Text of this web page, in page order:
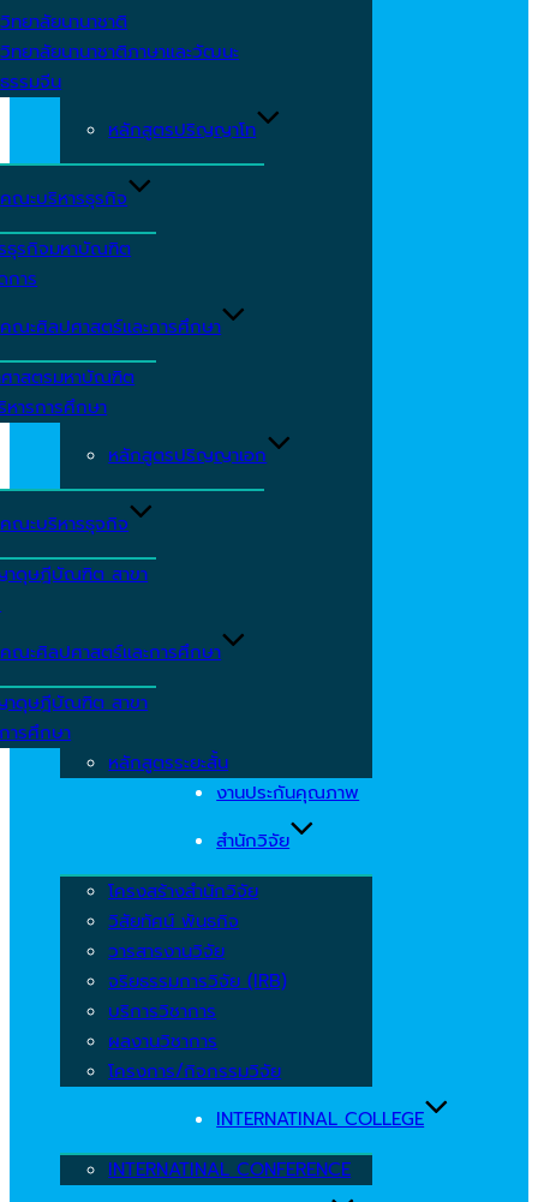
วิทยาลัยนานาชาติ
วิทยาลัยนานาชาติภาษาและวัฒนะ
ธรรมจีน
หลักสูตรปริญญาโท
คณะบริหารธุรกิจ
ธุรกิจมหาบัณฑิต
การ
คณะศิลปศาสตร์และการศึกษา
าสตรมหาบัณฑิต
หารการศึกษา
หลักสูตรปริญญาเอก
คณะบริหารธุจกิจ
ดุษฎีบัณฑิต สาขา
คณะศิลปศาสตร์และการศึกษา
ดุษฎีบัณฑิต สาขา
ารศึกษา
หลักสูตรระยะสั้น
งานประกันคุณภาพ
สำนักวิจัย
โครงสร้างสำนักวิจัย
วิสัยทัศน์ พันธกิจ
วารสารงานวิจัย
จริยธรรมการวิจัย (IRB)
บริการวิชาการ
ผลงานวิชาการ
โครงการ/กิจกรรมวิจัย
INTERNATINAL COLLEGE
INTERNATINAL CONFERENCE